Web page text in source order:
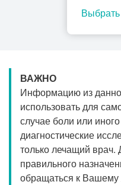
Выбрать
Прием гинеколога
Прием
Прием
Прием уролога
Прием хирурга
Прием кардиолога
ВАЖНО
Информацию из
использовать для
случае боли или
диагностические
только лечащий врач.
правильного
обращаться к